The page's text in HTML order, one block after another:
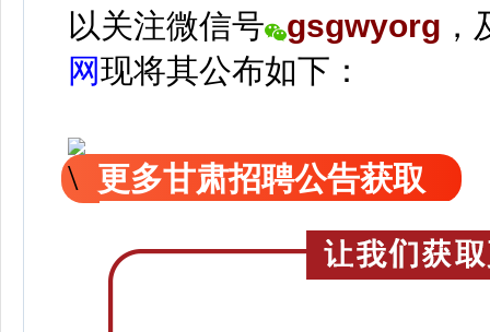
以关注微信号 gsgwyorg ，
网现将其公布如下：
更多甘肃招聘公告获取